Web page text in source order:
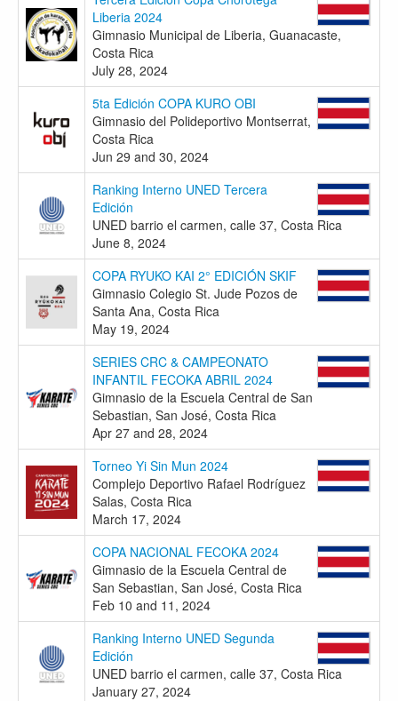
Liberia 2024
Gimnasio Municipal de Liberia, Guanacaste,
Costa Rica
July 28, 2024
5ta Edición COPA KURO OBI
Gimnasio del Polideportivo Montserrat,
Costa Rica
Jun 29 and 30, 2024
Ranking Interno UNED Tercera
Edición
UNED barrio el carmen, calle 37, Costa Rica
June 8, 2024
COPA RYUKO KAI 2° EDICIÓN SKIF
Gimnasio Colegio St. Jude Pozos de
Santa Ana, Costa Rica
May 19, 2024
SERIES CRC & CAMPEONATO
INFANTIL FECOKA ABRIL 2024
Gimnasio de la Escuela Central de San
Sebastian, San José, Costa Rica
Apr 27 and 28, 2024
Torneo Yi Sin Mun 2024
Complejo Deportivo Rafael Rodríguez
Salas, Costa Rica
March 17, 2024
COPA NACIONAL FECOKA 2024
Gimnasio de la Escuela Central de
San Sebastian, San José, Costa Rica
Feb 10 and 11, 2024
Ranking Interno UNED Segunda
Edición
UNED barrio el carmen, calle 37, Costa Rica
January 27, 2024